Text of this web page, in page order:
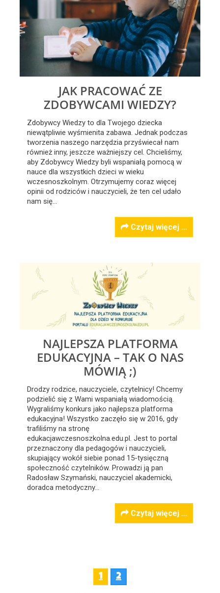
JAK PRACOWAĆ ZE
ZDOBYWCAMI WIEDZY?
Zdobywcy Wiedzy to dla Twojego dziecka
niewątpliwie wyśmienita zabawa. Jednak podczas
tworzenia naszego narzędzia przyświecał nam
również inny, jeszcze ważniejszy cel. Chcieliśmy,
aby Zdobywcy Wiedzy byli wspaniałą pomocą w
nauce dla wszystkich dzieci w wieku
wczesnoszkolnym. Otrzymujemy coraz więcej
opinii od rodziców i nauczycieli, że ten cel udało
nam się…
Czytaj więcej ...
NAJLEPSZA PLATFORMA
EDUKACYJNA – TAK O NAS
MÓWIĄ ;)
Drodzy rodzice, nauczyciele, czytelnicy! Chcemy
podzielić się z Wami wspaniałą wiadomością.
Wygraliśmy konkurs jako najlepsza platforma
edukacyjna! Wszystko zaczęło się w 2016, gdy
trafiliśmy na stronę
edukacjawczesnoszkolna.edu.pl. Jest to portal
przeznaczony dla pedagogów i nauczycieli,
skupiający wokół siebie ponad 15-tysięczną
społeczność czytelników. Prowadzi ją pan
Radosław Szymański, nauczyciel akademicki,
doradca metodyczny…
Czytaj więcej ...
1 2